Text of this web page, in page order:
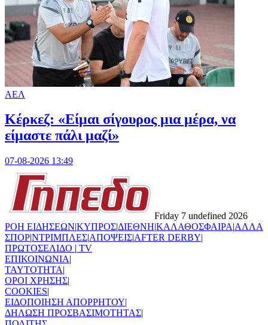
ΑΕΛ
Κέρκεζ: «Είμαι σίγουρος μια μέρα, να
είμαστε πάλι μαζί»
07-08-2026 13:49
Friday 7 undefined 2026
ΡΟΗ ΕΙΔΗΣΕΩΝ|ΚΥΠΡΟΣ|ΔΙΕΘΝΗ|ΚΑΛΑΘΟΣΦΑΙΡΑ|ΑΛΛΑ
ΣΠΟΡ|ΝΤΡΙΜΠΛΕΣ|ΑΠΟΨΕΙΣ|AFTER DERBY|
ΠΡΩΤΟΣΕΛΙΔΟ | TV
ΕΠΙΚΟΙΝΩΝΙΑ|
TAYTOTHTA|
ΟΡΟΙ ΧΡΗΣΗΣ|
COOKIES|
ΕΙΔΟΠΟΙΗΣΗ ΑΠΟΡΡΗΤΟΥ|
ΔΗΛΩΣΗ ΠΡΟΣΒΑΣΙΜΟΤΗΤΑΣ|